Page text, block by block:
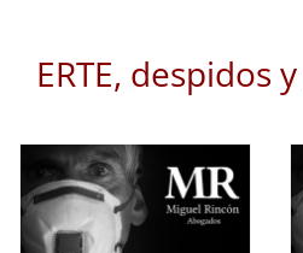
ERTE, despidos